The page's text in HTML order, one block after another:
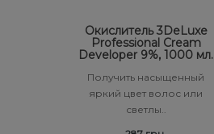
Окислитель 3DeLuxe
Professional Cream
Developer 9%, 1000 мл.
Получить насыщенный
яркий цвет волос или
светлы..